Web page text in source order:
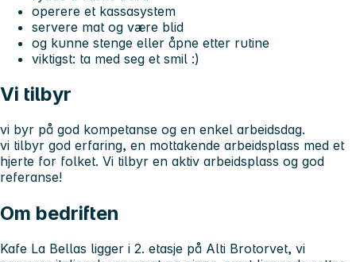
operere et kassasystem
servere mat og være blid
og kunne stenge eller åpne etter rutine
viktigst: ta med seg et smil :)
Vi tilbyr
vi byr på god kompetanse og en enkel arbeidsdag.
vi tilbyr god erfaring, en mottakende arbeidsplass med et
hjerte for folket. Vi tilbyr en aktiv arbeidsplass og god
referanse!
Om bedriften
Kafe La Bellas ligger i 2. etasje på Alti Brotorvet, vi